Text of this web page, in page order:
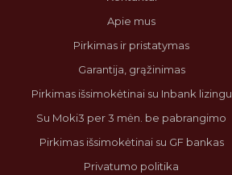
Apie mus
Pirkimas ir pristatymas
Garantija, grąžinimas
Pirkimas išsimokėtinai su Inbank lizingu
Su Moki3 per 3 mėn. be pabrangimo
Pirkimas išsimokėtinai su GF bankas
Privatumo politika